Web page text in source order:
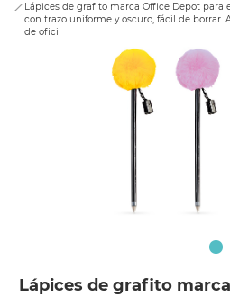
Lápices de grafito marca Office Depot para
con trazo uniforme y oscuro, fácil de borrar.
de oficina.
Lápices de grafito